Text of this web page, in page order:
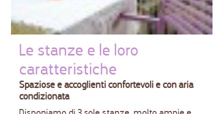
Le stanze e le loro
caratteristiche
Spaziose e accoglienti confortevoli e con aria
condizionata